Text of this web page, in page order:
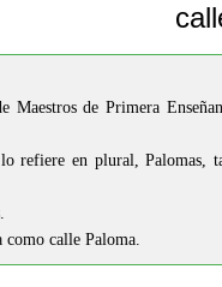
de Primera
refiere en plural, Palomas,
como calle Paloma.